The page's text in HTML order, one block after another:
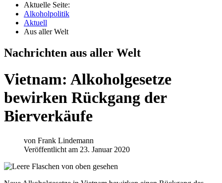
Aktuelle Seite:
Alkoholpolitik
Aktuell
Aus aller Welt
Nachrichten aus aller Welt
Vietnam: Alkoholgesetze
bewirken Rückgang der
Bierverkäufe
von Frank Lindemann
Veröffentlicht am 23. Januar 2020